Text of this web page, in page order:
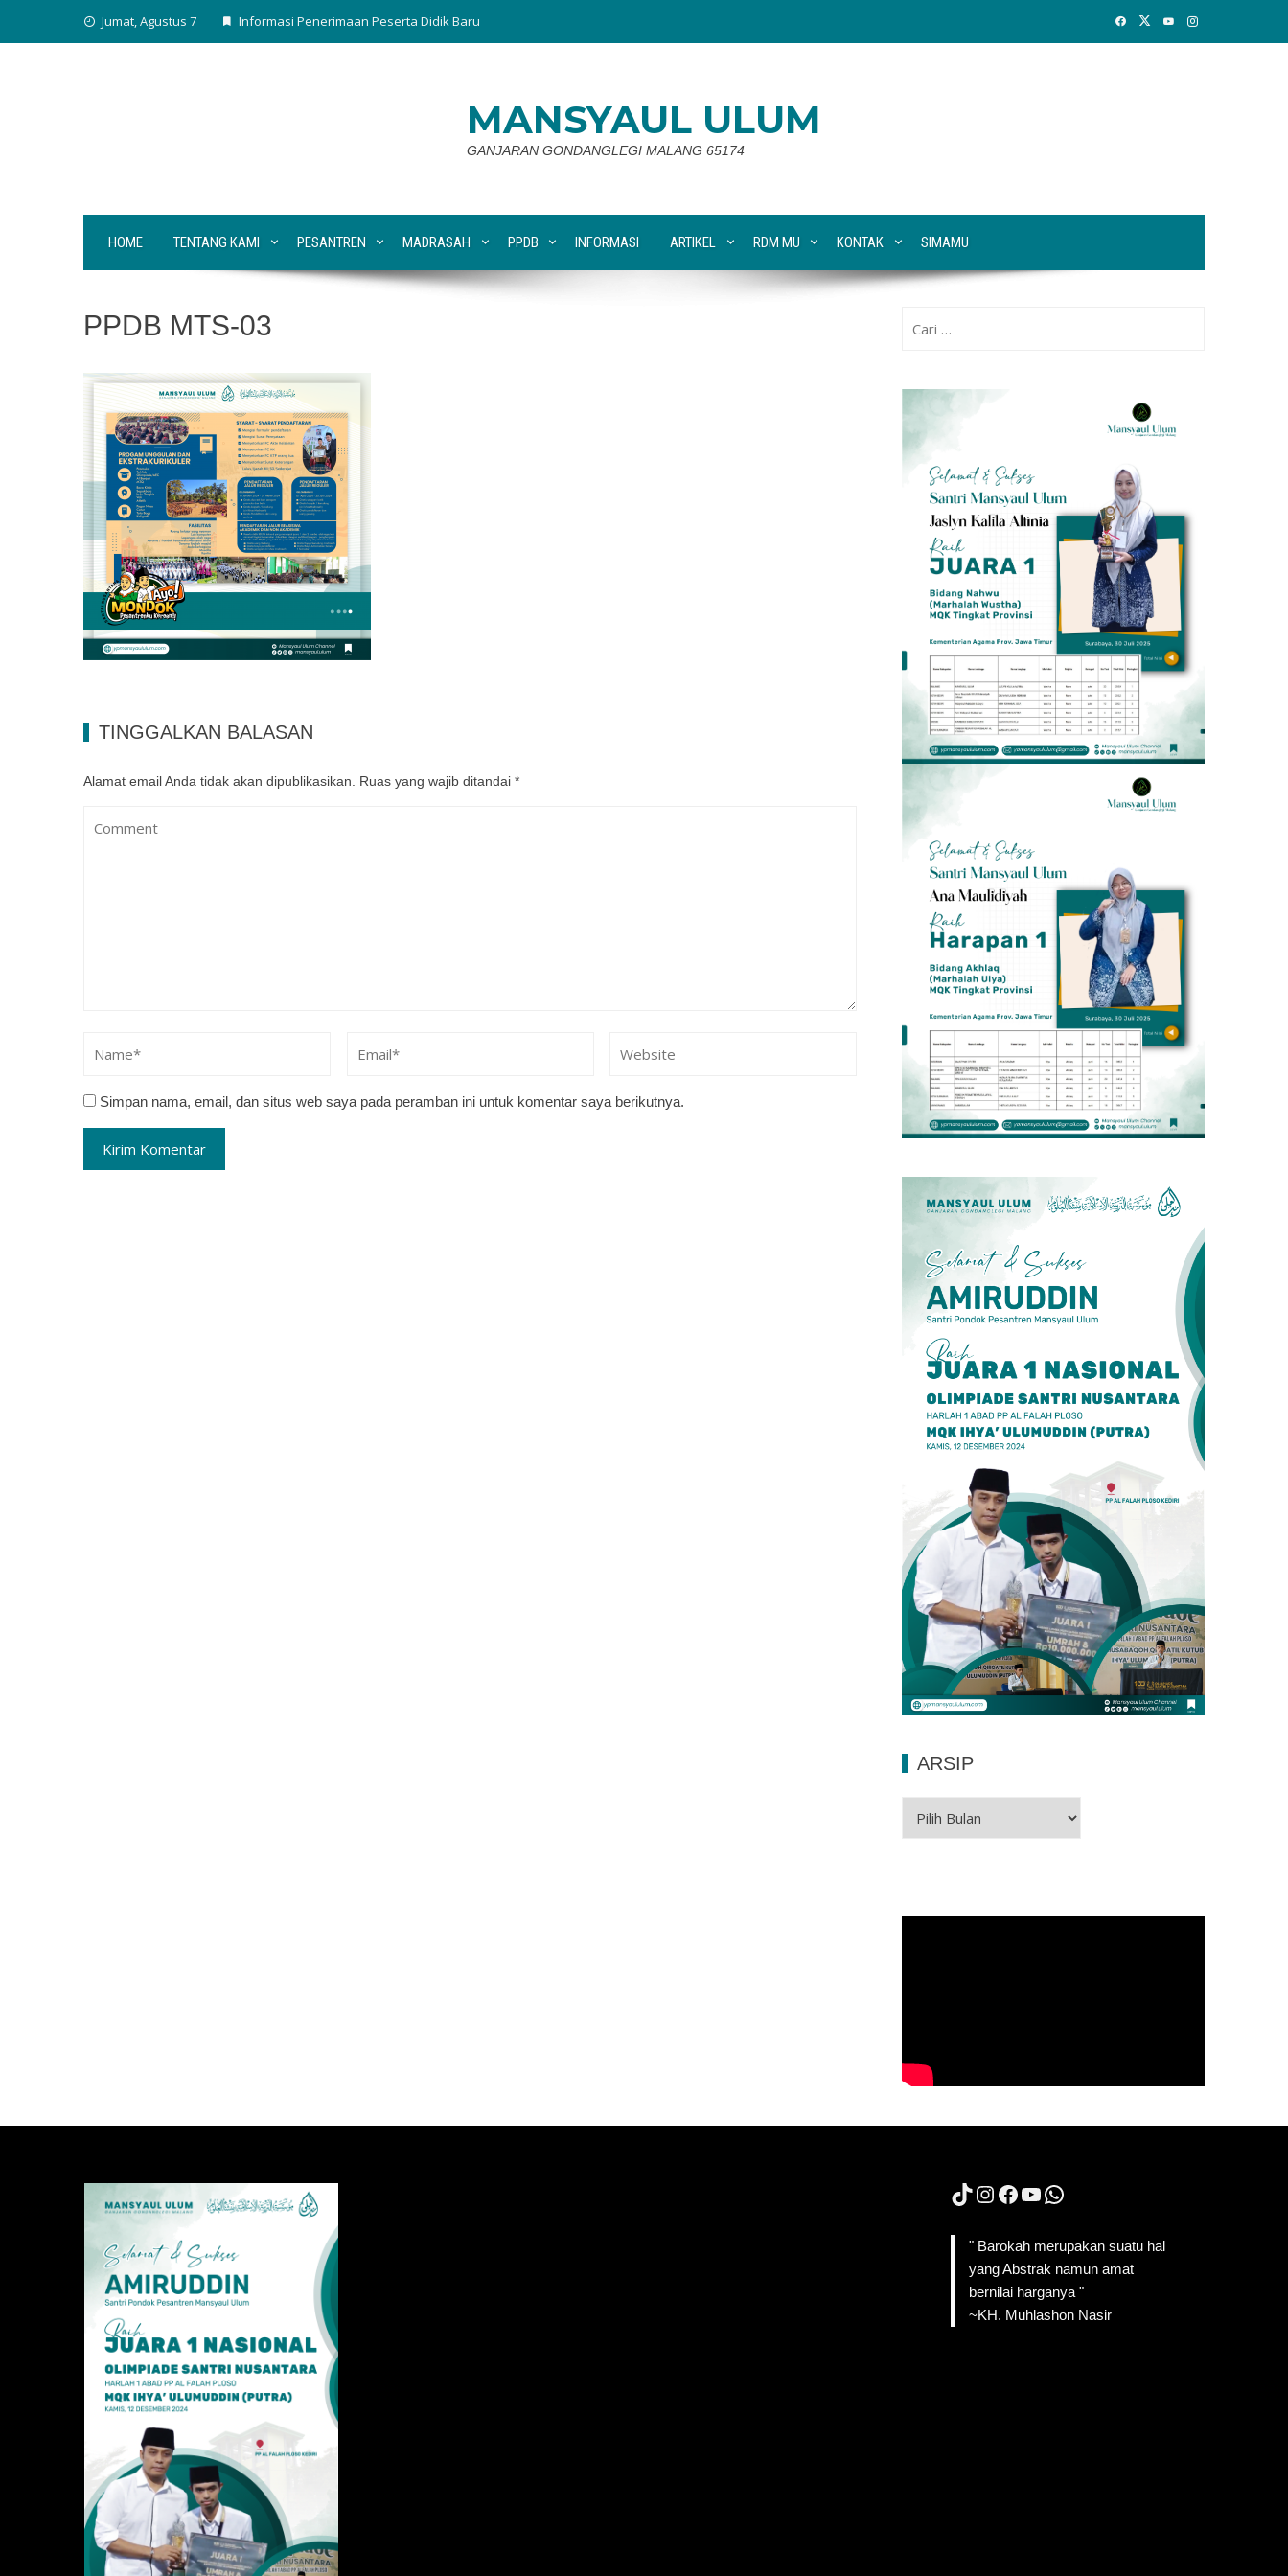
Jumat, Agustus 7 Informasi Penerimaan Peserta Didik Baru
MANSYAUL ULUM
GANJARAN GONDANGLEGI MALANG 65174
HOME TENTANG KAMI PESANTREN MADRASAH PPDB INFORMASI ARTIKEL RDM MU KONTAK SIMAMU
PPDB MTS-03
TINGGALKAN BALASAN
Alamat email Anda tidak akan dipublikasikan. Ruas yang wajib ditandai *
Simpan nama, email, dan situs web saya pada peramban ini untuk komentar saya berikutnya.
untuk:
ARSIP
TikTok
Instagram
Facebook
YouTube
WhatsApp
" Barokah merupakan suatu hal
yang Abstrak namun amat
bernilai harganya "
~KH. Muhlashon Nasir